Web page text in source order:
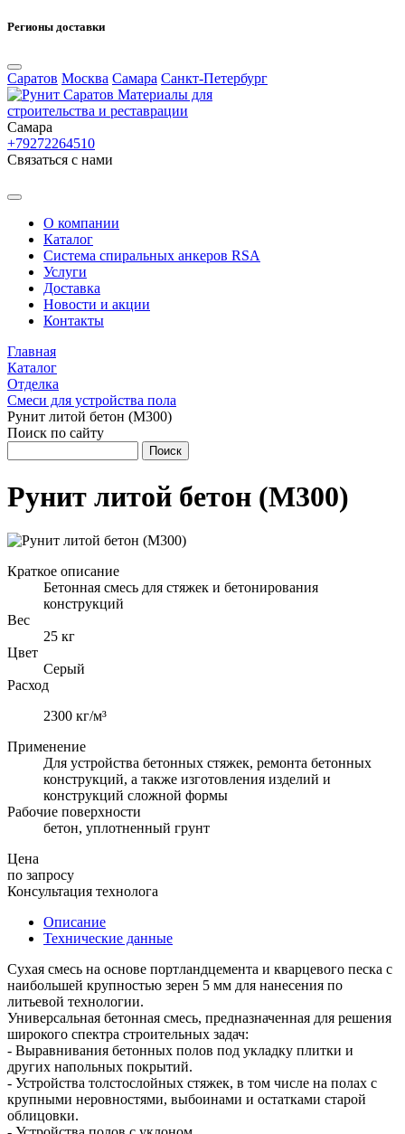
Регионы доставки
Саратов Москва Самара Санкт-Петербург
Материалы для
строительства и реставрации
Самара
+79272264510
Cвязаться с нами
О компании
Каталог
Система спиральных анкеров RSA
Услуги
Доставка
Новости и акции
Контакты
Главная
Каталог
Отделка
Смеси для устройства пола
Рунит литой бетон (М300)
Поиск по сайту
Рунит литой бетон (М300)
Краткое описание
Бетонная смесь для стяжек и бетонирования
конструкций
Вес
25 кг
Цвет
Серый
Расход
2300 кг/м³
Применение
Для устройства бетонных стяжек, ремонта бетонных
конструкций, а также изготовления изделий и
конструкций сложной формы
Рабочие поверхности
бетон, уплотненный грунт
Цена
по запросу
Консультация технолога
Описание
Технические данные
Сухая смесь на основе портландцемента и кварцевого песка с
наибольшей крупностью зерен 5 мм для нанесения по
литьевой технологии.
Универсальная бетонная смесь, предназначенная для решения
широкого спектра строительных задач:
- Выравнивания бетонных полов под укладку плитки и
других напольных покрытий.
- Устройства толстослойных стяжек, в том числе на полах с
крупными неровностями, выбоинами и остатками старой
облицовки.